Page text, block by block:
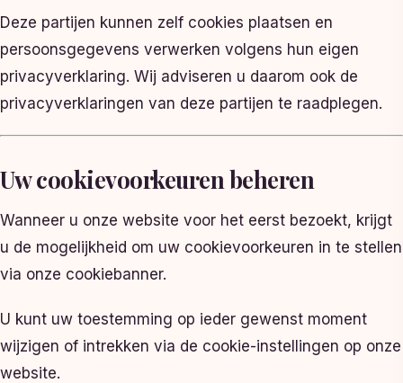
Deze partijen kunnen zelf cookies plaatsen en
persoonsgegevens verwerken volgens hun eigen
privacyverklaring. Wij adviseren u daarom ook de
privacyverklaringen van deze partijen te raadplegen.
Uw cookievoorkeuren beheren
Wanneer u onze website voor het eerst bezoekt, krijgt
u de mogelijkheid om uw cookievoorkeuren in te stellen
via onze cookiebanner.
U kunt uw toestemming op ieder gewenst moment
wijzigen of intrekken via de cookie-instellingen op onze
website.